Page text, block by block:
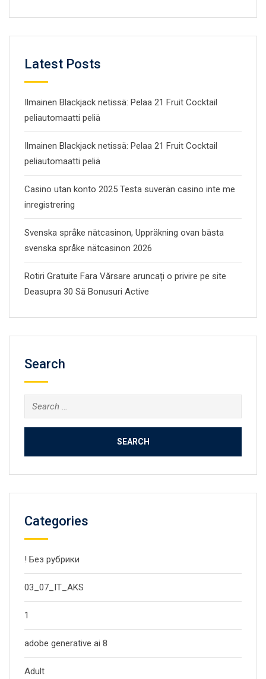
Latest Posts
Ilmainen Blackjack netissä: Pelaa 21 Fruit Cocktail
peliautomaatti peliä
Ilmainen Blackjack netissä: Pelaa 21 Fruit Cocktail
peliautomaatti peliä
Casino utan konto 2025 Testa suverän casino inte me
inregistrering
Svenska språke nätcasinon, Uppräkning ovan bästa
svenska språke nätcasinon 2026
Rotiri Gratuite Fara Vărsare aruncați o privire pe site
Deasupra 30 Să Bonusuri Active
Search
Search
for:
Categories
! Без рубрики
03_07_IT_AKS
1
adobe generative ai 8
Adult